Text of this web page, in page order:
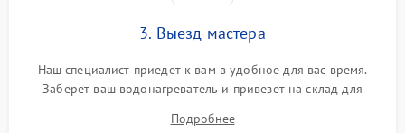
3. Выезд мастера
Наш специалист приедет к вам в удобное для вас время.
Заберет ваш водонагреватель и привезет на склад для
Подробнее